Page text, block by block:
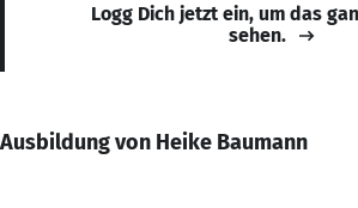
Logg Dich jetzt ein, um das
sehen.
Ausbildung von Heike Baumann